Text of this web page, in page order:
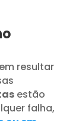
resultar
estão
falha,